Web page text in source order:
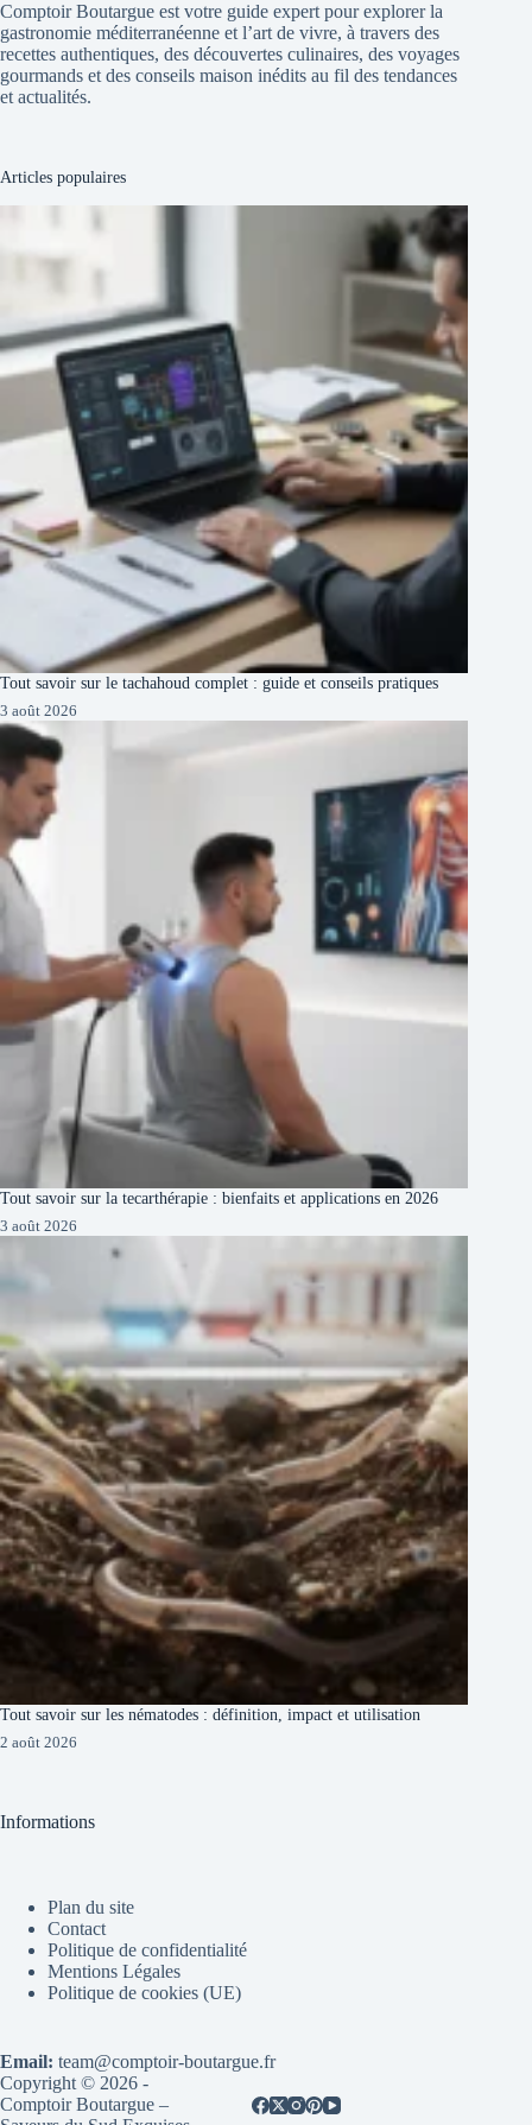
Comptoir Boutargue est votre guide expert pour explorer la
gastronomie méditerranéenne et l’art de vivre, à travers des
recettes authentiques, des découvertes culinaires, des voyages
gourmands et des conseils maison inédits au fil des tendances
et actualités.
Articles populaires
Tout savoir sur le tachahoud complet : guide et conseils pratiques
3 août 2026
Tout savoir sur la tecarthérapie : bienfaits et applications en 2026
3 août 2026
Tout savoir sur les nématodes : définition, impact et utilisation
2 août 2026
Informations
Plan du site
Contact
Politique de confidentialité
Mentions Légales
Politique de cookies (UE)
Email: team@comptoir-boutargue.fr
Copyright © 2026 -
Comptoir Boutargue –